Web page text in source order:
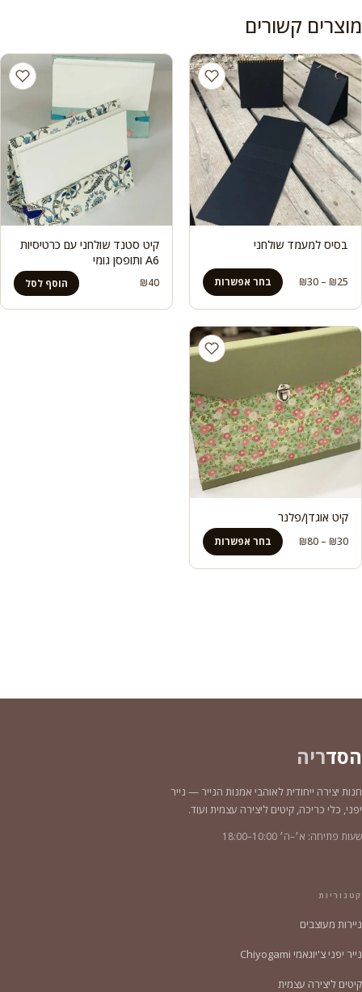
מוצרים קשורים
בסיס למעמד שולחני
₪25
–
₪30
מחירים:
עד
בחר אפשרות
קיט סטנד שולחני עם כרטיסיות
A6 ותופסן גומי
₪40 הוסף לסל
קיט אוגדן/פלנר
₪30
–
₪80
מחירים:
בחר אפשרות
הסדריה
חנות יצירה ייחודית לאוהבי אמנות הנייר — נייר
יפני, כלי כריכה, קיטים ליצירה עצמית ועוד.
שעות פתיחה: א׳–ה׳ 10:00–18:00
קטגוריות
ניירות מעוצבים
נייר יפני צ'יוגאמי Chiyogami
קיטים ליצירה עצמית